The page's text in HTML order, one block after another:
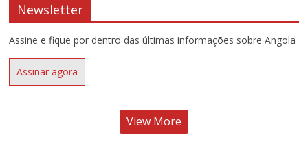
Newsletter
Assine e fique por dentro das últimas informações sobre Angola
Assinar agora
View More